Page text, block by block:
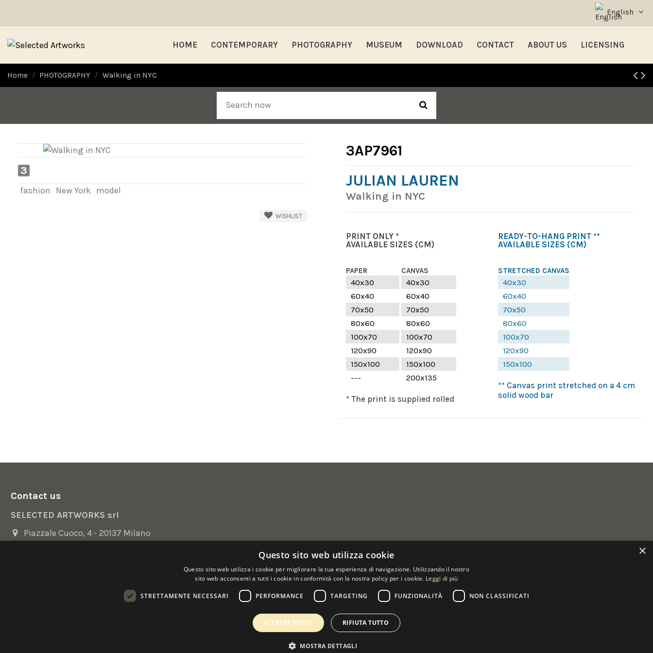
English
HOME CONTEMPORARY PHOTOGRAPHY MUSEUM DOWNLOAD CONTACT ABOUT US LICENSING
0
Home PHOTOGRAPHY Walking in NYC
3
fashion New York model
WISHLIST
3AP7961
JULIAN LAUREN
Walking in NYC
PRINT ONLY *
AVAILABLE SIZES (CM)
PAPER CANVAS
40x30
40x30
60x40
60x40
70x50
70x50
80x60
80x60
100x70
100x70
120x90
120x90
150x100
150x100
---
200x135
* The print is supplied rolled
READY-TO-HANG PRINT **
AVAILABLE SIZES (CM)
STRETCHED CANVAS
40x30
60x40
70x50
80x60
100x70
120x90
150x100
** Canvas print stretched on a 4 cm
solid wood bar
Contact us
SELECTED ARTWORKS srl
Piazzale Cuoco, 4 - 20137 Milano
×
Questo sito web utilizza cookie
Questo sito web utilizza i cookie per migliorare la tua esperienza di navigazione. Utilizzando il nostro
sito web acconsenti a tutti i cookie in conformità con la nostra policy per i cookie. Leggi di più
STRETTAMENTE NECESSARI PERFORMANCE TARGETING FUNZIONALITÀ NON CLASSIFICATI
ACCETTA TUTTO RIFIUTA TUTTO
MOSTRA DETTAGLI